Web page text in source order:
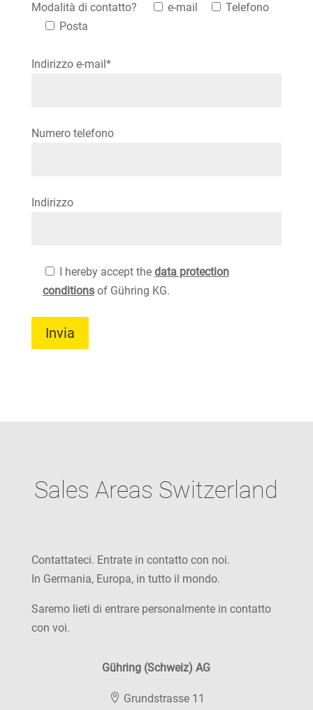
Modalità di contatto? e-mail
Telefono
Posta
Please leave this field empty.
Indirizzo e-mail*
Numero telefono
Indirizzo
I hereby accept the data protection
conditionsof Gühring KG.
Sales Areas Switzerland
Contattateci. Entrate in contatto con noi.
In Germania, Europa, in tutto il mondo.
Saremo lieti di entrare personalmente in contatto
con voi.
Gühring (Schweiz) AG
Grundstrasse 11